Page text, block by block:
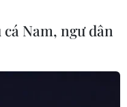
Nam, ngư dân